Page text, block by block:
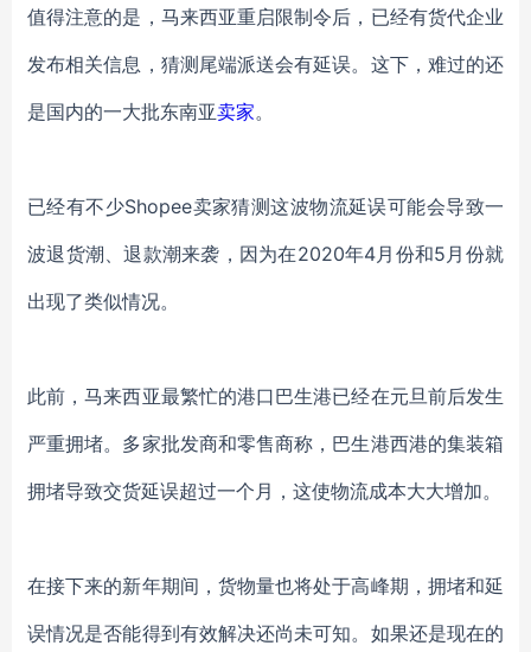
值得注意的是，马来西亚重启限制令后，已经有货代企业
发布相关信息，猜测尾端派送会有延误。这下，难过的还
是国内的一大批东南亚卖家。
已经有不少Shopee卖家猜测这波物流延误可能会导致一
波退货潮、退款潮来袭，因为在2020年4月份和5月份就
出现了类似情况。
此前，马来西亚最繁忙的港口巴生港已经在元旦前后发生
严重拥堵。多家批发商和零售商称，巴生港西港的集装箱
拥堵导致交货延误超过一个月，这使物流成本大大增加。
在接下来的新年期间，货物量也将处于高峰期，拥堵和延
误情况是否能得到有效解决还尚未可知。如果还是现在的